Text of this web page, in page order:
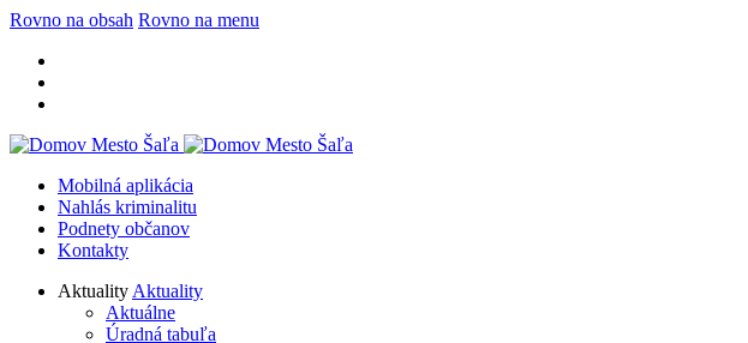
Rovno na obsah Rovno na menu
Mobilná aplikácia
Nahlás kriminalitu
Podnety občanov
Kontakty
Aktuality Aktuality
Aktuálne
Úradná tabuľa